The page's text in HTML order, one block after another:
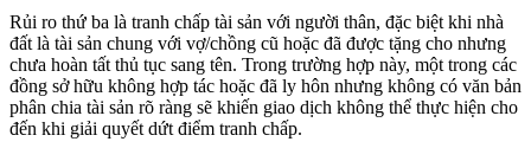
Rủi ro thứ ba là tranh chấp tài sản với người thân, đặc biệt khi nhà
đất là tài sản chung với vợ/chồng cũ hoặc đã được tặng cho nhưng
chưa hoàn tất thủ tục sang tên. Trong trường hợp này, một trong các
đồng sở hữu không hợp tác hoặc đã ly hôn nhưng không có văn bản
phân chia tài sản rõ ràng sẽ khiến giao dịch không thể thực hiện cho
đến khi giải quyết dứt điểm tranh chấp.